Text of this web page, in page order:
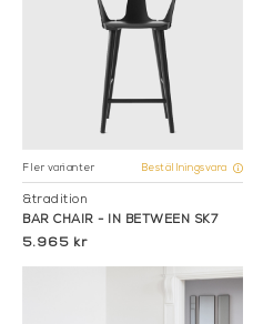
Fler varianter Beställningsvara
&tradition
BAR CHAIR - IN BETWEEN SK7
5.965 kr